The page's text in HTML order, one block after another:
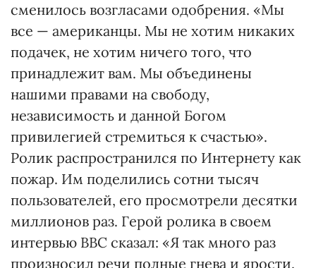
сменилось возгласами одобрения. «Мы
все — американцы. Мы не хотим никаких
подачек, не хотим ничего того, что
принадлежит вам. Мы объединены
нашими правами на свободу,
независимость и данной Богом
привилегией стремиться к счастью».
Ролик распространился по Интернету как
пожар. Им поделились сотни тысяч
пользователей, его просмотрели десятки
миллионов раз. Герой ролика в своем
интервью ВВС сказал: «Я так много раз
произносил речи полные гнева и ярости.